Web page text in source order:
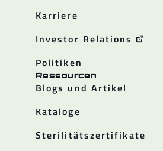
Karriere
Investor Relations
Politiken
Ressourcen
Blogs und Artikel
Kataloge
Sterilitätszertifikate